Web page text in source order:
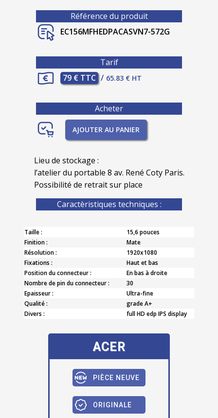
Référence du produit
EC156MFHEDPACASVN7-572G
Tarif
79 € TTC / 65.83 € HT
Acheter
AJOUTER AU PANIER
Lieu de stockage :
l’atelier du portable 8 av. René Coty Paris.
Possibilité de retrait sur place
Caractèristiques techniques :
Taille :
15,6 pouces
Finition :
Mate
Résolution :
1920x1080
Fixations :
Haut et bas
Position du connecteur :
En bas à droite
Nombre de pin du connecteur :
30
Epaisseur :
Ultra-fine
Qualité :
grade A+
Divers :
full HD edp IPS display
ACER
PIÈCE NEUVE
ORIGINALE